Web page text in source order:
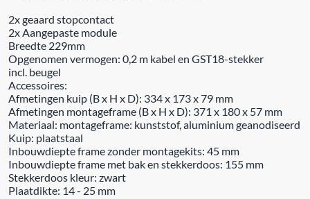
2x geaard stopcontact
2x Aangepaste module
Breedte 229mm
Opgenomen vermogen: 0,2 m kabel en GST18-stekker
incl. beugel
Accessoires:
Afmetingen kuip (B x H x D): 334 x 173 x 79 mm
Afmetingen montageframe (B x H x D): 371 x 180 x 57 mm
Materiaal: montageframe: kunststof, aluminium geanodiseerd
Kuip: plaatstaal
Inbouwdiepte frame zonder montagekits: 45 mm
Inbouwdiepte frame met bak en stekkerdoos: 155 mm
Stekkerdoos kleur: zwart
Plaatdikte: 14 - 25 mm